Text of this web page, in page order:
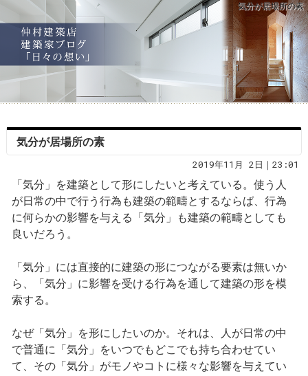
気分が居場所の素
気分が居場所の素
2019年11月 2日｜23:01
「気分」を建築として形にしたいと考えている。使う人
が日常の中で行う行為も建築の範疇とするならば、行為
に何らかの影響を与える「気分」も建築の範疇としても
良いだろう。
「気分」には直接的に建築の形につながる要素は無いか
ら、「気分」に影響を受ける行為を通して建築の形を模
索する。
なぜ「気分」を形にしたいのか。それは、人が日常の中
で普通に「気分」をいつでもどこでも持ち合わせてい
て、その「気分」がモノやコトに様々な影響を与えてい